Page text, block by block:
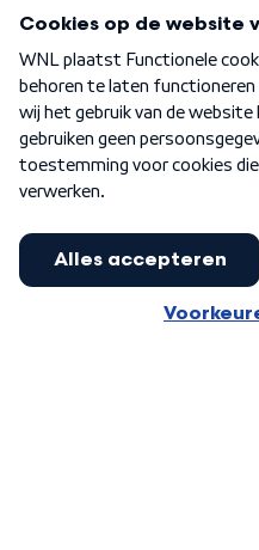
Nieuwsbrief
Word Lid